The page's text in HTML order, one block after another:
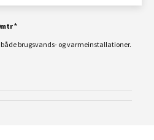
*
brugsvands- og varmeinstallationer.